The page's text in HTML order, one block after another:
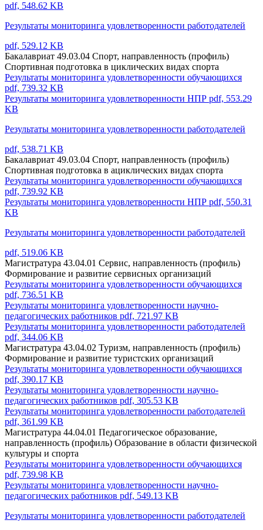
pdf, 548.62 KB
Результаты мониторинга удовлетворенности работодателей
pdf, 529.12 KB
Бакалавриат 49.03.04 Спорт, направленность (профиль)
Спортивная подготовка в циклических видах спорта
Результаты мониторинга удовлетворенности обучающихся
pdf, 739.32 KB
Результаты мониторинга удовлетворенности НПР pdf, 553.29
KB
Результаты мониторинга удовлетворенности работодателей
pdf, 538.71 KB
Бакалавриат 49.03.04 Спорт, направленность (профиль)
Спортивная подготовка в ациклических видах спорта
Результаты мониторинга удовлетворенности обучающихся
pdf, 739.92 KB
Результаты мониторинга удовлетворенности НПР pdf, 550.31
KB
Результаты мониторинга удовлетворенности работодателей
pdf, 519.06 KB
Магистратура 43.04.01 Сервис, направленность (профиль)
Формирование и развитие сервисных организаций
Результаты мониторинга удовлетворенности обучающихся
pdf, 736.51 KB
Результаты мониторинга удовлетворенности научно-
педагогических работников pdf, 721.97 KB
Результаты мониторинга удовлетворенности работодателей
pdf, 344.06 KB
Магистратура 43.04.02 Туризм, направленность (профиль)
Формирование и развитие туристских организаций
Результаты мониторинга удовлетворенности обучающихся
pdf, 390.17 KB
Результаты мониторинга удовлетворенности научно-
педагогических работников pdf, 305.53 KB
Результаты мониторинга удовлетворенности работодателей
pdf, 361.99 KB
Магистратура 44.04.01 Педагогическое образование,
направленность (профиль) Образование в области физической
культуры и спорта
Результаты мониторинга удовлетворенности обучающихся
pdf, 739.98 KB
Результаты мониторинга удовлетворенности научно-
педагогических работников pdf, 549.13 KB
Результаты мониторинга удовлетворенности работодателей